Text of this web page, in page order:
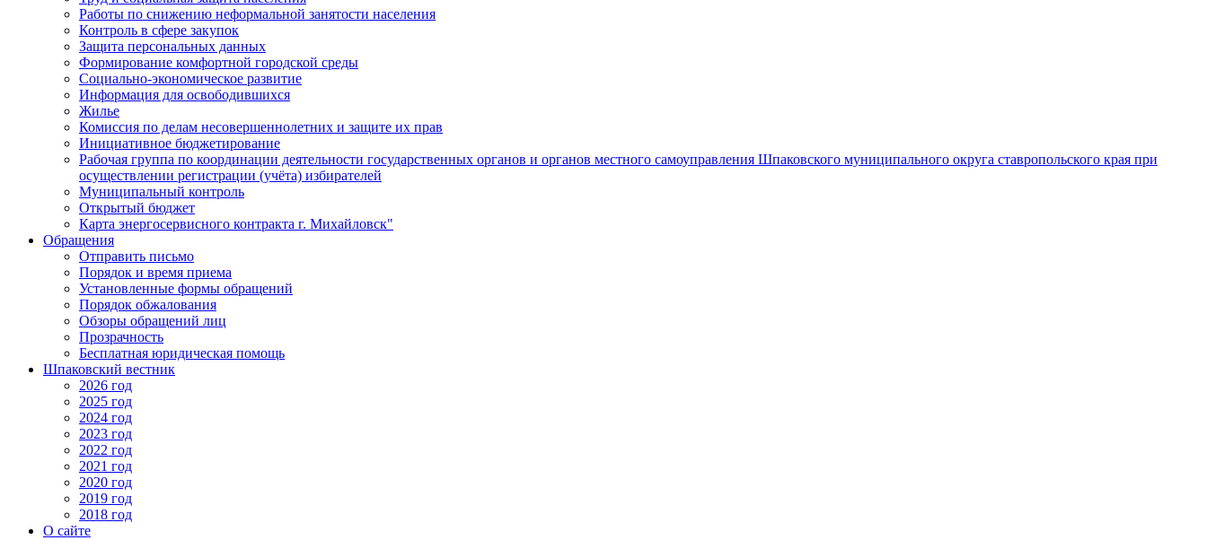
Работы по снижению неформальной занятости населения
Контроль в сфере закупок
Защита персональных данных
Формирование комфортной городской среды
Социально-экономическое развитие
Информация для освободившихся
Жилье
Комиссия по делам несовершеннолетних и защите их прав
Инициативное бюджетирование
Рабочая группа по координации деятельности государственных органов и органов местного самоуправления Шпаковского муниципального округа ставропольского края при
осуществлении регистрации (учёта) избирателей
Муниципальный контроль
Открытый бюджет
Карта энергосервисного контракта г. Михайловск"
Обращения
Отправить письмо
Порядок и время приема
Установленные формы обращений
Порядок обжалования
Обзоры обращений лиц
Прозрачность
Бесплатная юридическая помощь
Шпаковский вестник
2026 год
2025 год
2024 год
2023 год
2022 год
2021 год
2020 год
2019 год
2018 год
О сайте